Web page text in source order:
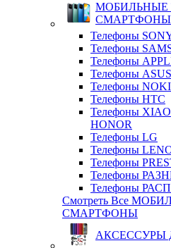
СМАРТФОНЫ
Телефоны
Телефоны
Телефоны
Телефоны ASUS
Телефоны
Телефоны HTC
Телефоны
HONOR
Телефоны LG
Телефоны
Телефоны
Телефоны
Телефоны
Смотреть Все
СМАРТФОНЫ
АКСЕССУРЫ